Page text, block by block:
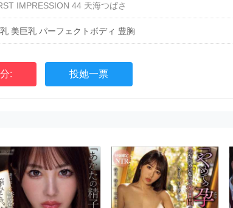
IMPRESSION 44 天海つばさ
美巨乳 パーフェクトボディ 豊胸
: 投她一票